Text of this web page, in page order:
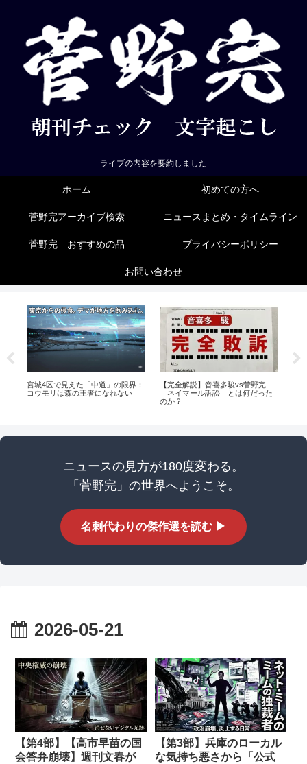
ライブの内容を要約しました
ホーム 初めての方へ
菅野完アーカイブ検索 ニュースまとめ・タイムライン
菅野完 おすすめの品 プライバシーポリシー
お問い合わせ
宮城4区で見えた「中道」の限界：
コウモリは森の王者になれない
【完全解説】音喜多駿vs菅野完
「ネイマール訴訟」とは何だった
のか？
ニュースの見方が180度変わる。
「菅野完」の世界へようこそ。
名刺代わりの傑作選を読む ▶
2026-05-21
【第4部】【高市早苗の国
会答弁崩壊】週刊文春が
【第3部】兵庫のローカル
な気持ち悪さから「公式